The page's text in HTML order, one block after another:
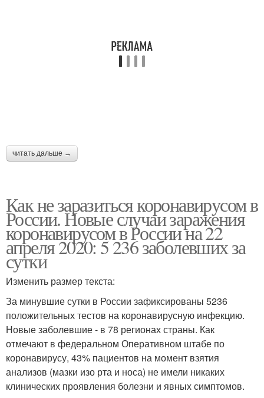
читать дальше →
Как не заразиться коронавирусом в
России. Новые случаи заражения
коронавирусом в России на 22
апреля 2020: 5 236 заболевших за
сутки
Изменить размер текста:
За минувшие сутки в России зафиксированы 5236
положительных тестов на коронавирусную инфекцию.
Новые заболевшие - в 78 регионах страны. Как
отмечают в федеральном Оперативном штабе по
коронавирусу, 43% пациентов на момент взятия
анализов (мазки изо рта и носа) не имели никаких
клинических проявления болезни и явных симптомов.